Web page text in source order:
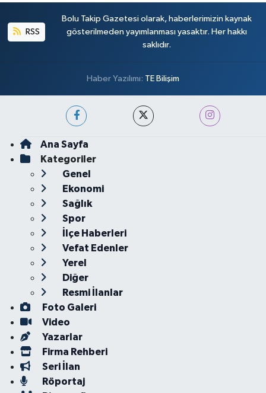
RSS
Bolu Takip Gazetesi olarak, haberlerimizin kaynak
gösterilmeden yayımlanması yasaktır. Her hakkı
saklıdır.
Haber Yazılımı: TE Bilişim
Ana Sayfa
Kategoriler
Genel
Ekonomi
Sağlık
Spor
İlçe Haberleri
Vefat Edenler
Yerel
Diğer
Resmi İlanlar
Foto Galeri
Video
Yazarlar
Firma Rehberi
Seri İlan
Röportaj